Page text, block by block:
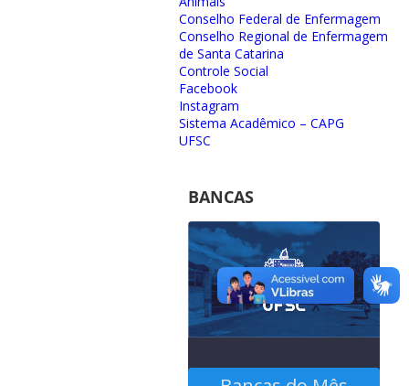
Conselho Federal de Enfermagem
Conselho Regional de Enfermagem
de Santa Catarina
Controle Social
Facebook
Instagram
Sistema Acadêmico – CAPG
UFSC
BANCAS